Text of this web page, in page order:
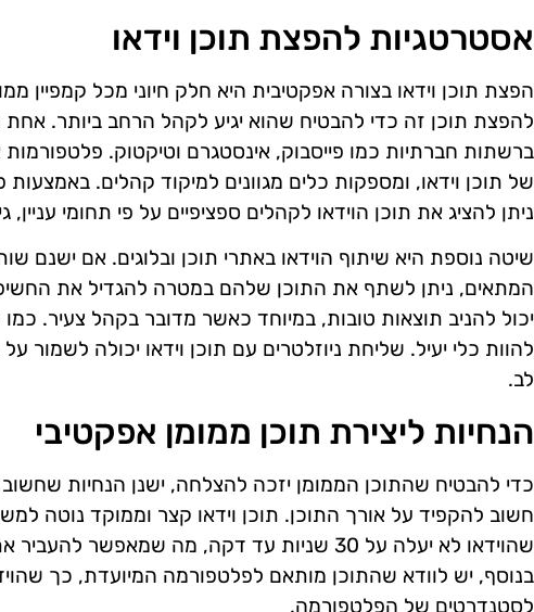
אסטרטגיות להפצת תוכן וידאו
הפצת תוכן וידאו בצורה אפקטיבית היא חלק חיוני מכל קמפיין
להפצת תוכן זה כדי להבטיח שהוא יגיע לקהל הרחב ביותר.
ברשתות חברתיות כמו פייסבוק, אינסטגרם וטיקטוק.
של תוכן וידאו, ומספקות כלים מגוונים למיקוד קהלים.
ניתן להציג את תוכן הוידאו לקהלים ספציפיים על פי תחומי עניין,
שיטה נוספת היא שיתוף הוידאו באתרי תוכן ובלוגים. אם ישנם
המתאים, ניתן לשתף את התוכן שלהם במטרה להגדיל את
יכול להניב תוצאות טובות, במיוחד כאשר מדובר בקהל צעיר.
להוות כלי יעיל. שליחת ניוזלטרים עם תוכן וידאו יכולה
לב.
הנחיות ליצירת תוכן ממומן אפקטיבי
כדי להבטיח שהתוכן הממומן יזכה להצלחה, ישנן הנחיות
חשוב להקפיד על אורך התוכן. תוכן וידאו קצר וממוקד נוטה
שהוידאו לא יעלה על 30 שניות עד דקה, מה
בנוסף, יש לוודא שהתוכן מותאם לפלטפורמה המיועדת, כך
לסטנדרטים של הפלטפורמה.